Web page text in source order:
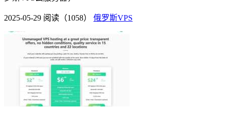
2025-05-29 阅读（1058） 俄罗斯VPS